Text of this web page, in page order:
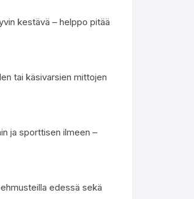
kestävä – helppo pitää
tai käsivarsien mittojen
ja sporttisen ilmeen –
edessä sekä